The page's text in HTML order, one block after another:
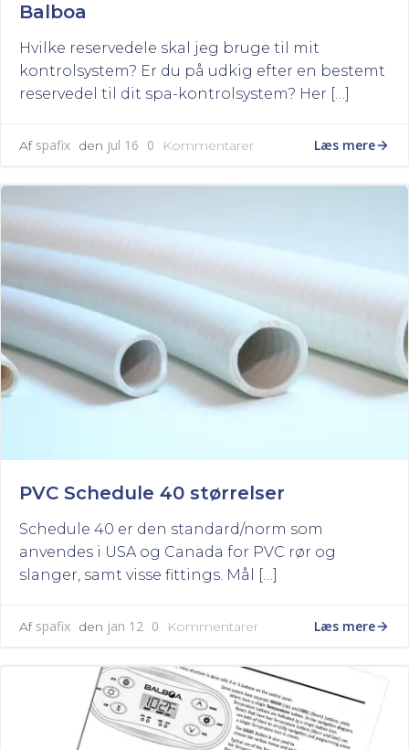
Balboa
Hvilke reservedele skal jeg bruge til mit
kontrolsystem? Er du på udkig efter en bestemt
reservedel til dit spa-kontrolsystem? Her […]
Af spafix den jul 16 0 Kommentarer Læs mere
PVC Schedule 40 størrelser
Schedule 40 er den standard/norm som
anvendes i USA og Canada for PVC rør og
slanger, samt visse fittings. Mål […]
Af spafix den jan 12 0 Kommentarer Læs mere